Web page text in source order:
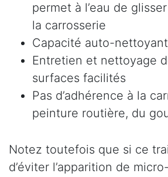
permet à l’eau de
la carrosserie
Capacité auto-
Entretien et nettoyage
surfaces facilités
Pas d’adhérence à la
peinture routière, du
Notez toutefois que si ce
d’éviter l’apparition de